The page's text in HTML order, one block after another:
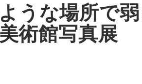
うな場所で
術館写真展